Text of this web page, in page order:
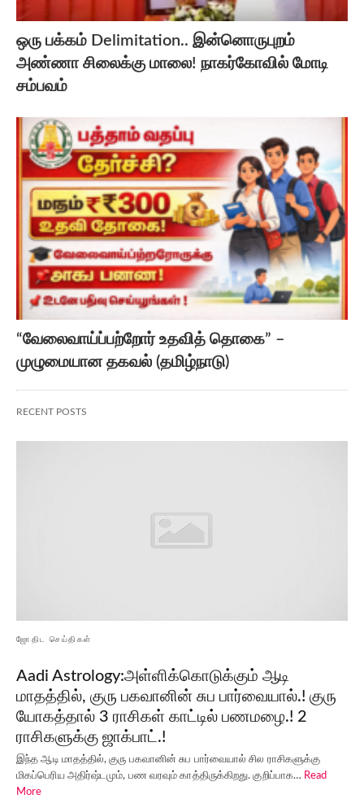
ஒரு பக்கம் Delimitation.. இன்னொருபுறம்
அண்ணா சிலைக்கு மாலை! நாகர்கோவில் மோடி
சம்பவம்
“வேலைவாய்ப்பற்றோர் உதவித் தொகை” –
முழுமையான தகவல் (தமிழ்நாடு)
RECENT POSTS
ஜோதிட செய்திகள்
Aadi Astrology:அள்ளிக்கொடுக்கும் ஆடி
மாதத்தில், குரு பகவானின் சுப பார்வையால்.! குரு
யோகத்தால் 3 ராசிகள் காட்டில் பணமழை.! 2
ராசிகளுக்கு ஜாக்பாட்.!
இந்த ஆடி மாதத்தில், குரு பகவானின் சுப பார்வையால் சில ராசிகளுக்கு
மிகப்பெரிய அதிர்ஷ்டமும், பண வரவும் காத்திருக்கிறது. குறிப்பாக… Read
More